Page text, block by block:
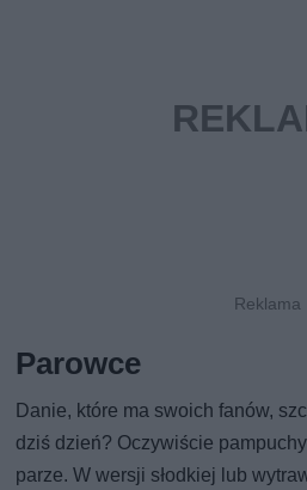
Parowce
Danie, które ma swoich fanów,
dziś dzień? Oczywiście
parze. W wersji słodkiej lub